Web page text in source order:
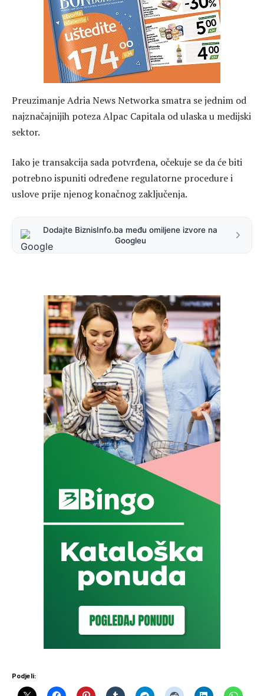
Preuzimanje Adria News Networka smatra se jednim od
najznačajnijih poteza Alpac Capitala od ulaska u medijski
sektor.
Iako je transakcija sada potvrđena, očekuje se da će biti
potrebno ispuniti određene regulatorne procedure i
uslove prije njenog konačnog zaključenja.
Dodajte BiznisInfo.ba među omiljene izvore na
Googleu
Podjeli: